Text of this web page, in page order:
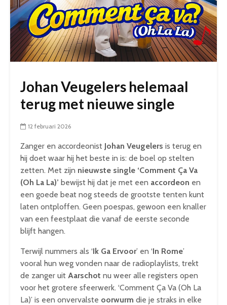
Johan Veugelers helemaal
terug met nieuwe single
12 februari 2026
Zanger en accordeonist Johan Veugelers is terug en
hij doet waar hij het beste in is: de boel op stelten
zetten. Met zijn nieuwste single ‘Comment Ça Va
(Oh La La)’ bewijst hij dat je met een accordeon en
een goede beat nog steeds de grootste tenten kunt
laten ontploffen. Geen poespas, gewoon een knaller
van een feestplaat die vanaf de eerste seconde
blijft hangen.
Terwijl nummers als ‘Ik Ga Ervoor’ en ‘In Rome’
vooral hun weg vonden naar de radioplaylists, trekt
de zanger uit Aarschot nu weer alle registers open
voor het grotere sfeerwerk. ‘Comment Ça Va (Oh La
La)’ is een onvervalste oorwurm die je straks in elke